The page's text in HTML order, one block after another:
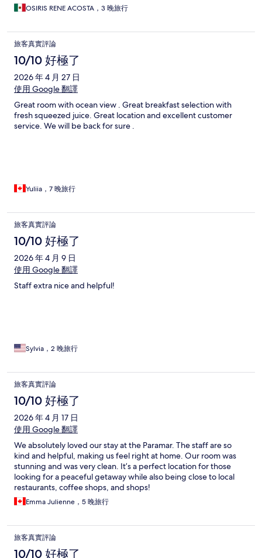
OSIRIS RENE ACOSTA，3 晚旅行
旅客真實評論
10/10 好極了
2026 年 4 月 27 日
使用 Google 翻譯
Great room with ocean view . Great breakfast selection with
fresh squeezed juice. Great location and excellent customer
service. We will be back for sure .
Yuliia，7 晚旅行
旅客真實評論
10/10 好極了
2026 年 4 月 9 日
使用 Google 翻譯
Staff extra nice and helpful!
Sylvia，2 晚旅行
旅客真實評論
10/10 好極了
2026 年 4 月 17 日
使用 Google 翻譯
We absolutely loved our stay at the Paramar. The staff are so
kind and helpful, making us feel right at home. Our room was
stunning and was very clean. It’s a perfect location for those
looking for a peaceful getaway while also being close to local
restaurants, coffee shops, and shops!
Emma Julienne，5 晚旅行
旅客真實評論
10/10 好極了